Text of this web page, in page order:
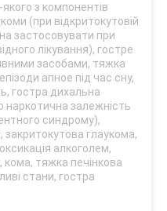
з компонентів
(при відкритокутовій
застосовувати при
лікування), гостре
засобами, тяжка
апное під час сну,
гостра дихальна
наркотична залежність
синдрому),
закритокутова глаукома,
алкоголем,
тяжка печінкова
стани, гостра